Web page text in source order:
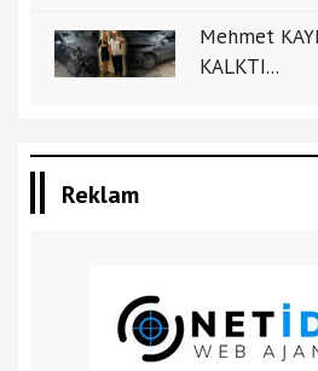
Mehmet
KALKTI...
Reklam